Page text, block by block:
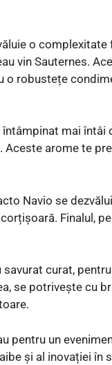
o
vin Sauternes.
o robustețe
întâmpinat mai întâi
arome te
Navio se
Finalul,
curat,
se potrivește cu
pentru un
și al inovației